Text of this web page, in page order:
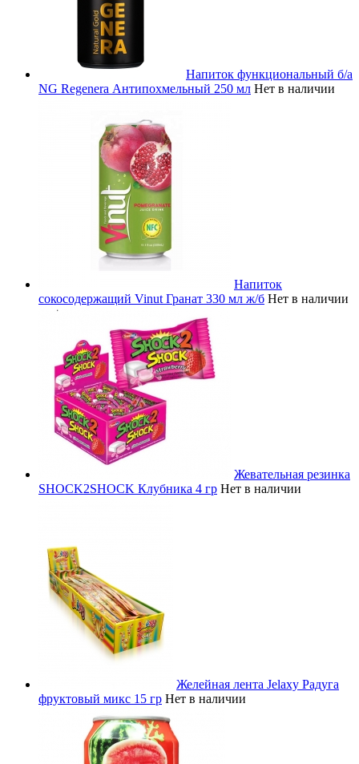
Напиток функциональный б/а
NG Regenera Антипохмельный 250 мл Нет в наличии
Напиток
сокосодержащий Vinut Гранат 330 мл ж/б Нет в наличии
Жевательная резинка
SHOCK2SHOCK Клубника 4 гр Нет в наличии
Желейная лента Jelaxy Радуга
фруктовый микс 15 гр Нет в наличии